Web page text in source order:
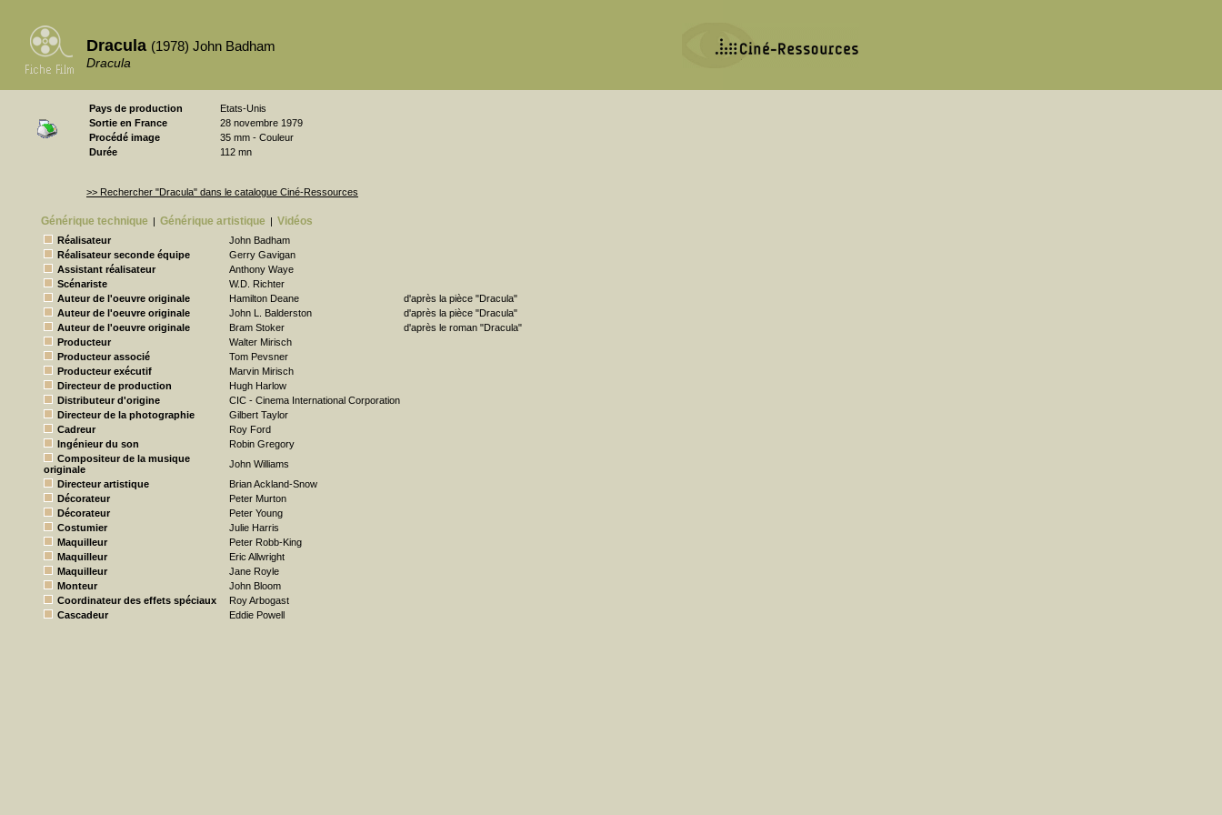
Dracula (1978) John Badham
Dracula
Pays de production
Etats-Unis
Sortie en France
28 novembre 1979
Procédé image
35 mm - Couleur
Durée
112 mn
>> Rechercher "Dracula" dans le catalogue Ciné-Ressources
Générique technique | Générique artistique | Vidéos
Réalisateur
John Badham
Réalisateur seconde équipe
Gerry Gavigan
Assistant réalisateur
Anthony Waye
Scénariste
W.D. Richter
Auteur de l'oeuvre originale
Hamilton Deane
d'après la pièce "Dracula"
Auteur de l'oeuvre originale
John L. Balderston
d'après la pièce "Dracula"
Auteur de l'oeuvre originale
Bram Stoker
d'après le roman "Dracula"
Producteur
Walter Mirisch
Producteur associé
Tom Pevsner
Producteur exécutif
Marvin Mirisch
Directeur de production
Hugh Harlow
Distributeur d'origine
CIC - Cinema International Corporation
Directeur de la photographie
Gilbert Taylor
Cadreur
Roy Ford
Ingénieur du son
Robin Gregory
Compositeur de la musique
originale
John Williams
Directeur artistique
Brian Ackland-Snow
Décorateur
Peter Murton
Décorateur
Peter Young
Costumier
Julie Harris
Maquilleur
Peter Robb-King
Maquilleur
Eric Allwright
Maquilleur
Jane Royle
Monteur
John Bloom
Coordinateur des effets spéciaux
Roy Arbogast
Cascadeur
Eddie Powell